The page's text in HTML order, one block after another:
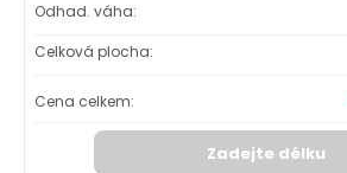
Odhad. váha:
Celková plocha:
Cena celkem:
Zadejte délku